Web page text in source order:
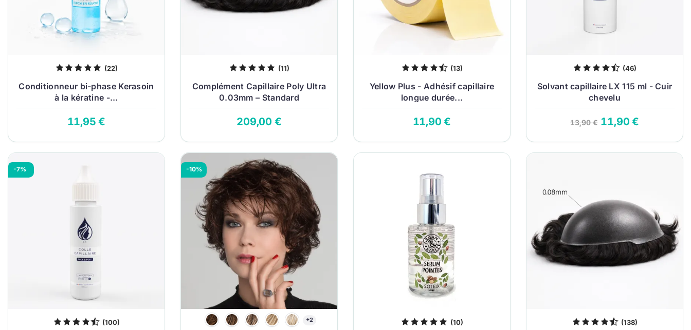
(22)
Conditionneur bi-phase Kerasoin
à la kératine -...
11,95 €
(11)
Complément Capillaire Poly Ultra
0.03mm – Standard
209,00 €
(13)
Yellow Plus - Adhésif capillaire
longue durée...
11,90 €
(46)
Solvant capillaire LX 115 ml - Cuir
chevelu
13,90 € 11,90 €
(100)
-7%
+2
-10%
(10) (138)